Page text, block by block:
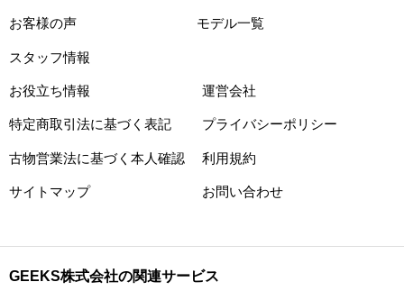
お客様の声 モデル一覧
スタッフ情報
お役立ち情報 運営会社
特定商取引法に基づく表記 プライバシーポリシー
古物営業法に基づく本人確認 利用規約
サイトマップ お問い合わせ
GEEKS株式会社の関連サービス